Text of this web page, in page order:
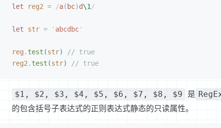
let reg2 = /a( bc)d\1 /
let str = ' abcdbc'
reg . test (str)
// true
reg2 . test (str) // true
$1, $2, $3, $4, $5, $6, $7, $8, $9 是
的包含括号子表达式的正则表达式静态的只读属性。